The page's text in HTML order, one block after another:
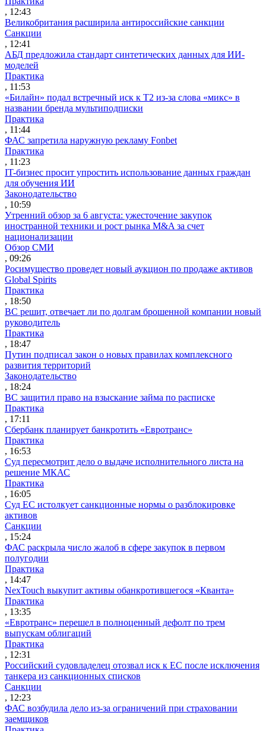
, 12:43
Великобритания расширила антироссийские санкции
Санкции
, 12:41
АБД предложила стандарт синтетических данных для ИИ-
моделей
Практика
, 11:53
«Билайн» подал встречный иск к Т2 из-за слова «микс» в
названии бренда мультиподписки
Практика
, 11:44
ФАС запретила наружную рекламу Fonbet
Практика
, 11:23
IT-бизнес просит упростить использование данных граждан
для обучения ИИ
Законодательство
, 10:59
Утренний обзор за 6 августа: ужесточение закупок
иностранной техники и рост рынка M&A за счет
национализации
Обзор СМИ
, 09:26
Росимущество проведет новый аукцион по продаже активов
Global Spirits
Практика
, 18:50
ВС решит, отвечает ли по долгам брошенной компании новый
руководитель
Практика
, 18:47
Путин подписал закон о новых правилах комплексного
развития территорий
Законодательство
, 18:24
ВС защитил право на взыскание займа по расписке
Практика
, 17:11
Сбербанк планирует банкротить «Евротранс»
Практика
, 16:53
Суд пересмотрит дело о выдаче исполнительного листа на
решение МКАС
Практика
, 16:05
Суд ЕС истолкует санкционные нормы о разблокировке
активов
Санкции
, 15:24
ФАС раскрыла число жалоб в сфере закупок в первом
полугодии
Практика
, 14:47
NexTouch выкупит активы обанкротившегося «Кванта»
Практика
, 13:35
«Евротранс» перешел в полноценный дефолт по трем
выпускам облигаций
Практика
, 12:31
Российский судовладелец отозвал иск к ЕС после исключения
танкера из санкционных списков
Санкции
, 12:23
ФАС возбудила дело из-за ограничений при страховании
заемщиков